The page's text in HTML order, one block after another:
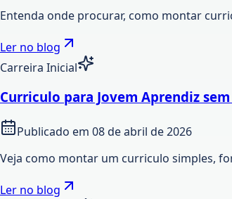
Entenda onde procurar, como montar
Ler no blog
Carreira Inicial
Curriculo para Jovem Aprendiz
Publicado em 08 de abril de 2026
Veja como montar um curriculo simples,
Ler no blog